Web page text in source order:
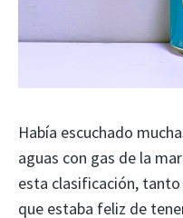
Había escuchado
aguas con gas de la
esta clasificación, tanto
que estaba feliz de